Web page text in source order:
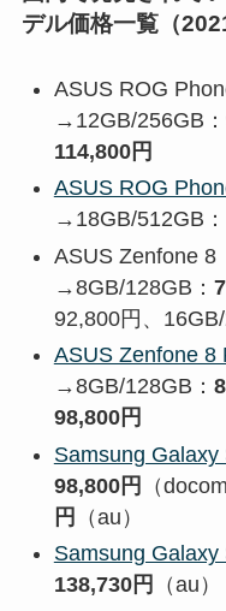
デル価格一覧（
ASUS ROG
→12GB/256GB：
114,800円
ASUS ROG
→18GB/512GB：
ASUS Zenfone 8
→8GB/128GB：
92,800円、16GB/
ASUS Zenfone 8
→8GB/128GB：
98,800円
Samsung Galaxy
98,800円
（
円
（au）
Samsung Galaxy
138,730円
（au）